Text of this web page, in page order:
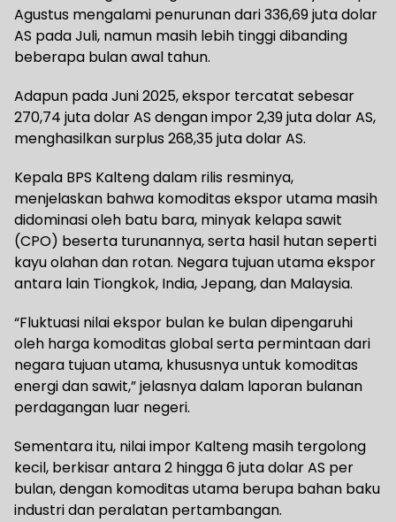
Agustus mengalami penurunan dari 336,69 juta dolar
AS pada Juli, namun masih lebih tinggi dibanding
beberapa bulan awal tahun.
Adapun pada Juni 2025, ekspor tercatat sebesar
270,74 juta dolar AS dengan impor 2,39 juta dolar AS,
menghasilkan surplus 268,35 juta dolar AS.
Kepala BPS Kalteng dalam rilis resminya,
menjelaskan bahwa komoditas ekspor utama masih
didominasi oleh batu bara, minyak kelapa sawit
(CPO) beserta turunannya, serta hasil hutan seperti
kayu olahan dan rotan. Negara tujuan utama ekspor
antara lain Tiongkok, India, Jepang, dan Malaysia.
“Fluktuasi nilai ekspor bulan ke bulan dipengaruhi
oleh harga komoditas global serta permintaan dari
negara tujuan utama, khususnya untuk komoditas
energi dan sawit,” jelasnya dalam laporan bulanan
perdagangan luar negeri.
Sementara itu, nilai impor Kalteng masih tergolong
kecil, berkisar antara 2 hingga 6 juta dolar AS per
bulan, dengan komoditas utama berupa bahan baku
industri dan peralatan pertambangan.